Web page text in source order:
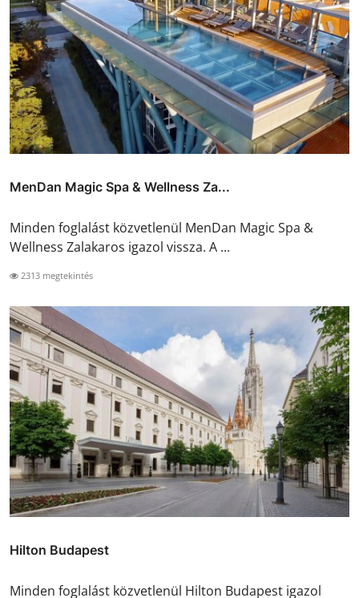
MenDan Magic Spa & Wellness Za...
Minden foglalást közvetlenül MenDan Magic Spa &
Wellness Zalakaros igazol vissza. A ...
2313 megtekintés
Hilton Budapest
Minden foglalást közvetlenül Hilton Budapest igazol